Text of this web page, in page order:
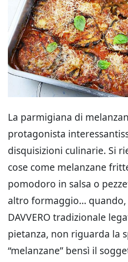
La parmigiana di
protagonista
disquisizioni culinarie. Si
cose come melanzane
pomodoro in salsa o
altro formaggio… quando,
DAVVERO tradizionale
pietanza, non riguarda la
“melanzane” bensì il